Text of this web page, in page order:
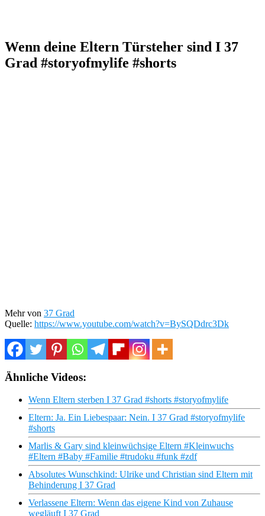
Wenn deine Eltern Türsteher sind I 37
Grad #storyofmylife #shorts
Mehr von 37 Grad
Quelle: https://www.youtube.com/watch?v=BySQDdrc3Dk
Ähnliche Videos:
Wenn Eltern sterben I 37 Grad #shorts #storyofmylife
Eltern: Ja. Ein Liebespaar: Nein. I 37 Grad #storyofmylife
#shorts
Marlis & Gary sind kleinwüchsige Eltern #Kleinwuchs
#Eltern #Baby #Familie #trudoku #funk #zdf
Absolutes Wunschkind: Ulrike und Christian sind Eltern mit
Behinderung I 37 Grad
Verlassene Eltern: Wenn das eigene Kind von Zuhause
wegläuft I 37 Grad